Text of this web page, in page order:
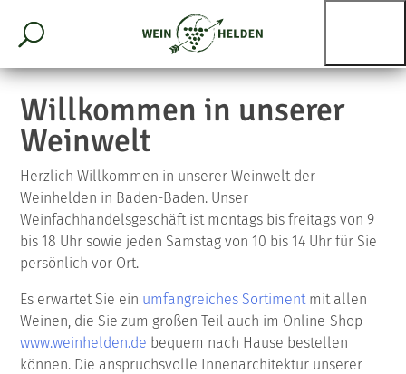
Willkommen in unserer
Weinwelt
Herzlich Willkommen in unserer Weinwelt der
Weinhelden in Baden-Baden. Unser
Weinfachhandelsgeschäft ist montags bis freitags von 9
bis 18 Uhr sowie jeden Samstag von 10 bis 14 Uhr für Sie
persönlich vor Ort.
Es erwartet Sie ein umfangreiches Sortimentmit allen
Weinen, die Sie zum großen Teil auch im Online-Shop
www.weinhelden.de bequem nach Hause bestellen
können. Die anspruchsvolle Innenarchitektur unserer